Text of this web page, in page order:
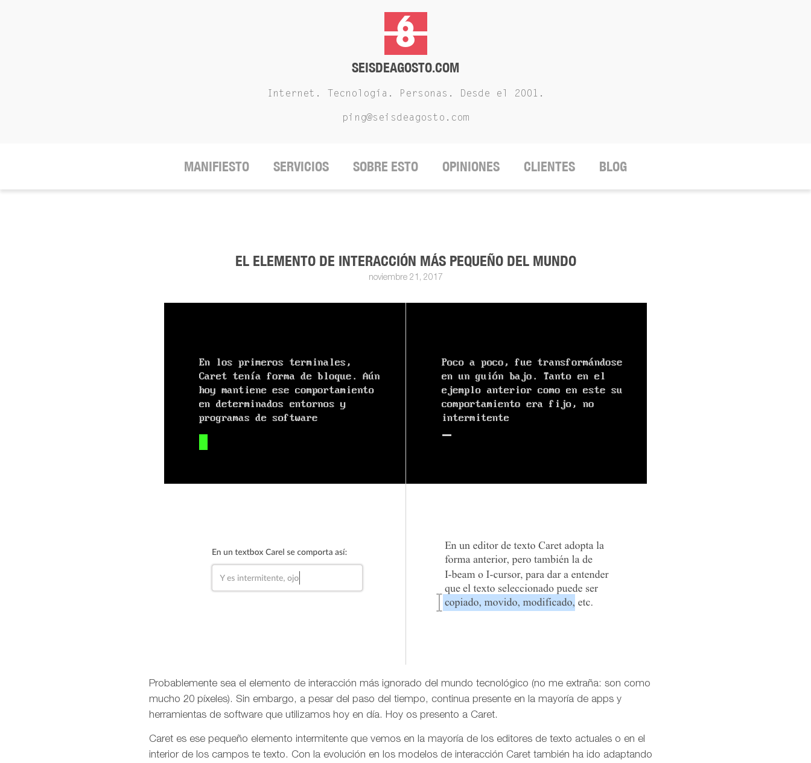
SEISDEAGOSTO.COM
Internet. Tecnología. Personas. Desde el 2001.
ping@seisdeagosto.com
MANIFIESTO SERVICIOS SOBRE ESTO OPINIONES CLIENTES BLOG
EL ELEMENTO DE INTERACCIÓN MÁS PEQUEÑO DEL MUNDO
noviembre 21, 2017
Probablemente sea el elemento de interacción más ignorado del mundo tecnológico (no me extraña: son como
mucho 20 píxeles). Sin embargo, a pesar del paso del tiempo, continua presente en la mayoría de apps y
herramientas de software que utilizamos hoy en día. Hoy os presento a Caret.
Caret es ese pequeño elemento intermitente que vemos en la mayoría de los editores de texto actuales o en el
interior de los campos te texto. Con la evolución en los modelos de interacción Caret también ha ido adaptando